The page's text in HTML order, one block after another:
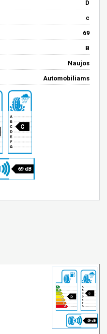
D
c
69
B
Naujos
Automobiliams
C
69 dB
D
c
69 dB